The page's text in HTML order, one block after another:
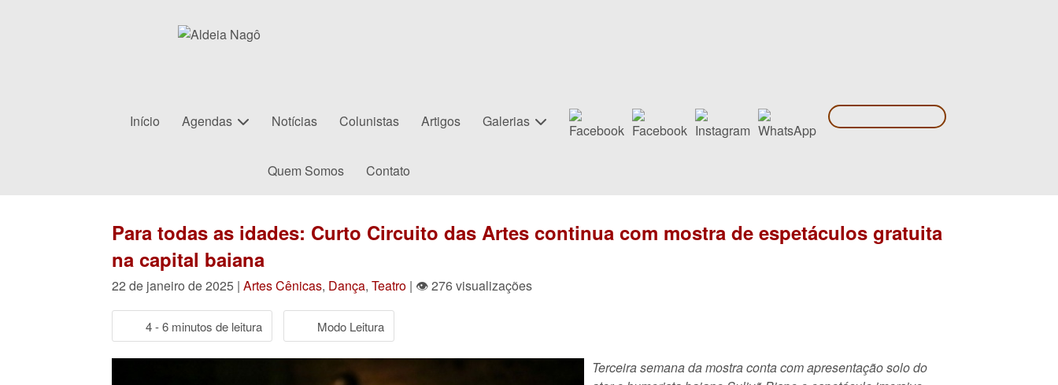
Início Agendas Notícias Colunistas Artigos Galerias
Quem Somos Contato
Para todas as idades: Curto Circuito das Artes continua com mostra de espetáculos gratuita
na capital baiana
22 de janeiro de 2025 | Artes Cênicas, Dança, Teatro | 👁 276 visualizações
4 - 6 minutos de leitura Modo Leitura
Terceira semana da mostra conta com apresentação solo do